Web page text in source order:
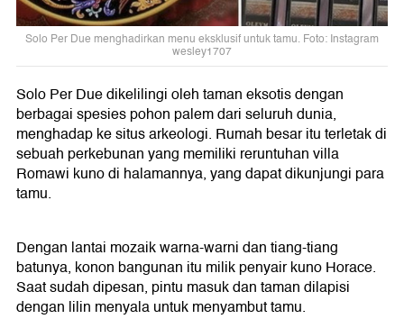
Solo Per Due menghadirkan menu eksklusif untuk tamu. Foto: Instagram
wesley1707
Solo Per Due dikelilingi oleh taman eksotis dengan
berbagai spesies pohon palem dari seluruh dunia,
menghadap ke situs arkeologi. Rumah besar itu terletak di
sebuah perkebunan yang memiliki reruntuhan villa
Romawi kuno di halamannya, yang dapat dikunjungi para
tamu.
Dengan lantai mozaik warna-warni dan tiang-tiang
batunya, konon bangunan itu milik penyair kuno Horace.
Saat sudah dipesan, pintu masuk dan taman dilapisi
dengan lilin menyala untuk menyambut tamu.